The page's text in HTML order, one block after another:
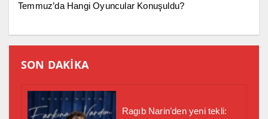
Temmuz’da Hangi Oyuncular Konuşuldu?
SON DAKİKA
Ragıb Narin’den yeni tekli: